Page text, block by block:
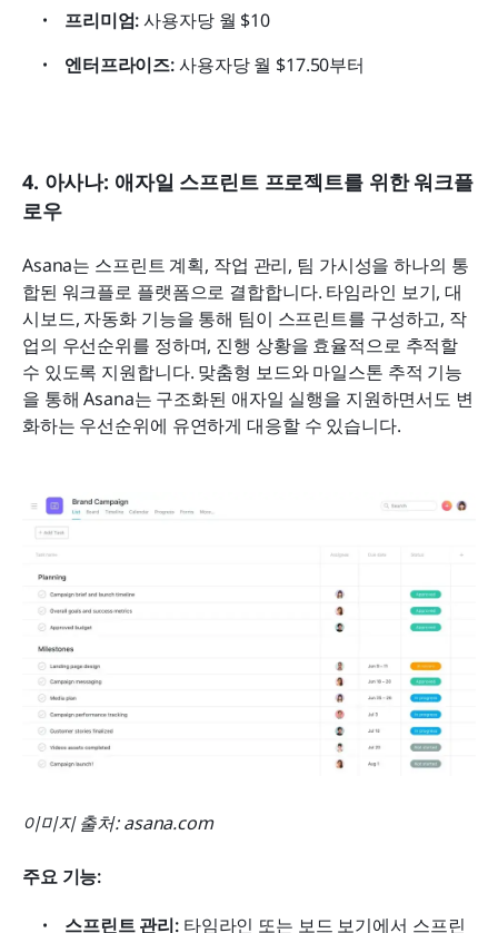
프리미엄: 사용자당 월 $10
엔터프라이즈: 사용자당 월 $17.50부터
4. 아사나: 애자일 스프린트 프로젝트를 위한 워크플
로우
Asana는 스프린트 계획, 작업 관리, 팀 가시성을 하나의 통
합된 워크플로 플랫폼으로 결합합니다. 타임라인 보기, 대
시보드, 자동화 기능을 통해 팀이 스프린트를 구성하고, 작
업의 우선순위를 정하며, 진행 상황을 효율적으로 추적할
수 있도록 지원합니다. 맞춤형 보드와 마일스톤 추적 기능
을 통해 Asana는 구조화된 애자일 실행을 지원하면서도 변
화하는 우선순위에 유연하게 대응할 수 있습니다.
이미지 출처: asana.com
주요 기능:
스프린트 관리: 타임라인 또는 보드 보기에서 스프린